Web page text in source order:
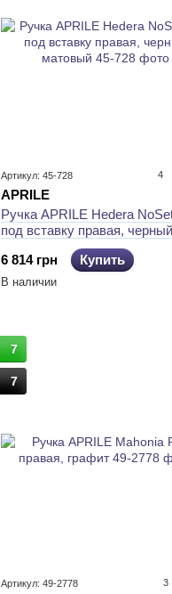
Артикул: 45-728 4
APRILE
Ручка APRILE Hedera
под вставку правая, черный
6 814 грн
Купить
В наличии
7
7
Артикул: 49-2778 3